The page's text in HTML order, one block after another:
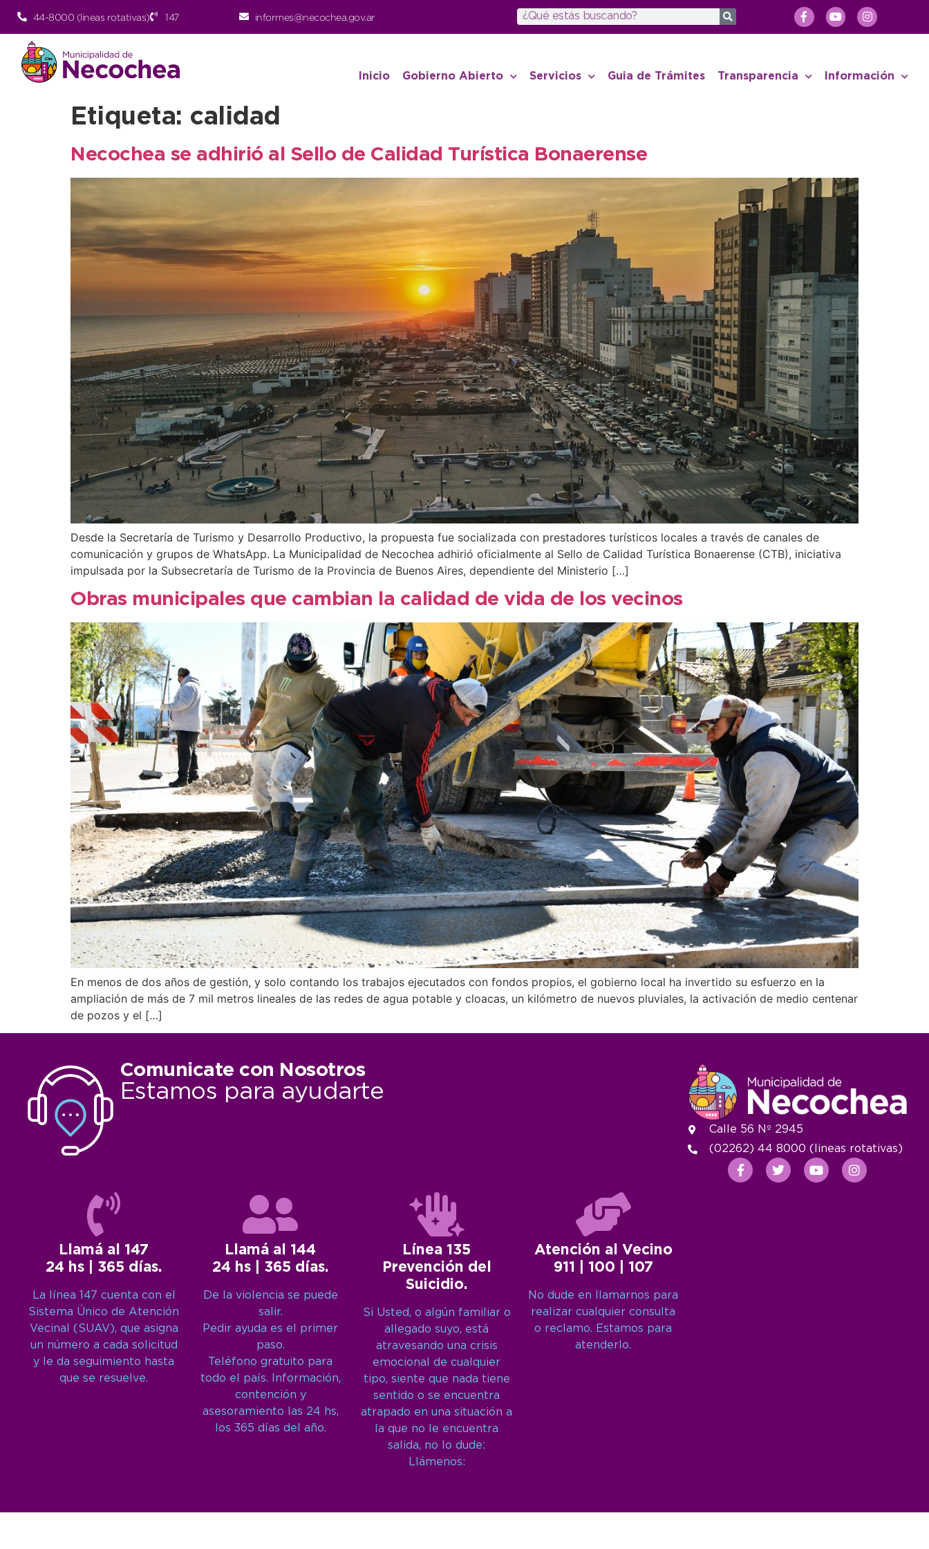
44-8000 (lineas rotativas) 147 informes@necochea.gov.ar
Inicio Gobierno Abierto Servicios Guia de Trámites Transparencia Información
Etiqueta: calidad
Necochea se adhirió al Sello de Calidad Turística Bonaerense
Desde la Secretaría de Turismo y Desarrollo Productivo, la propuesta fue socializada con prestadores turísticos locales a través de canales de
comunicación y grupos de WhatsApp. La Municipalidad de Necochea adhirió oficialmente al Sello de Calidad Turística Bonaerense (CTB), iniciativa
impulsada por la Subsecretaría de Turismo de la Provincia de Buenos Aires, dependiente del Ministerio […]
Obras municipales que cambian la calidad de vida de los vecinos
En menos de dos años de gestión, y solo contando los trabajos ejecutados con fondos propios, el gobierno local ha invertido su esfuerzo en la
ampliación de más de 7 mil metros lineales de las redes de agua potable y cloacas, un kilómetro de nuevos pluviales, la activación de medio centenar
de pozos y el […]
Comunicate con Nosotros
Estamos para ayudarte
Llamá al 147
24 hs | 365 días.
La línea 147 cuenta con el
Sistema Único de Atención
Vecinal (SUAV), que asigna
un número a cada solicitud
y le da seguimiento hasta
que se resuelve.
Llamá al 144
24 hs | 365 días.
De la violencia se puede
salir.
Pedir ayuda es el primer
paso.
Teléfono gratuito para
todo el país. Información,
contención y
asesoramiento las 24 hs,
los 365 días del año.
Línea 135
Prevención del
Suicidio.
Si Usted, o algún familiar o
allegado suyo, está
atravesando una crisis
emocional de cualquier
tipo, siente que nada tiene
sentido o se encuentra
atrapado en una situación a
la que no le encuentra
salida, no lo dude:
Llámenos:
Atención al Vecino
911 | 100 | 107
No dude en llamarnos para
realizar cualquier consulta
o reclamo. Estamos para
atenderlo.
Calle 56 Nº 2945
(02262) 44 8000 (lineas rotativas)